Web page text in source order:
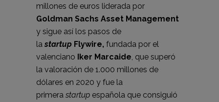
millones de euros liderada por
Goldman Sachs Asset Management
y sigue así los pasos de
la startup Flywire, fundada por el
valenciano Iker Marcaide, que superó
la valoración de 1.000 millones de
dólares en 2020 y fue la
primera startup española que consiguió